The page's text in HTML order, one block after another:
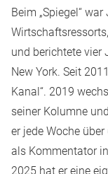
Beim „Spiegel“
und berichtete vier
New York. Seit
Kanal“. 2019
seiner Kolumne
er jede Woche
als Kommentator
2025 hat er eine